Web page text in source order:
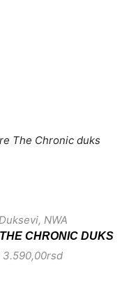
, NWA
CHRONIC DUKS
3.590,00rsd